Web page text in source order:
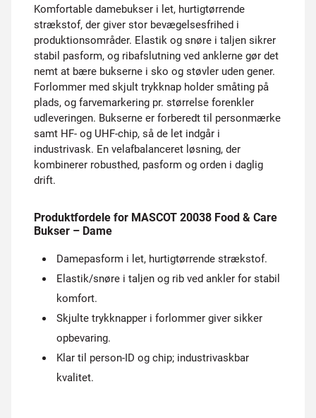
Komfortable damebukser i let, hurtigtørrende
strækstof, der giver stor bevægelsesfrihed i
produktionsområder. Elastik og snøre i taljen sikrer
stabil pasform, og ribafslutning ved anklerne gør det
nemt at bære bukserne i sko og støvler uden gener.
Forlommer med skjult trykknap holder småting på
plads, og farvemarkering pr. størrelse forenkler
udleveringen. Bukserne er forberedt til personmærke
samt HF- og UHF-chip, så de let indgår i
industrivask. En velafbalanceret løsning, der
kombinerer robusthed, pasform og orden i daglig
drift.
Produktfordele for MASCOT 20038 Food & Care
Bukser – Dame
Damepasform i let, hurtigtørrende strækstof.
Elastik/snøre i taljen og rib ved ankler for stabil
komfort.
Skjulte trykknapper i forlommer giver sikker
opbevaring.
Klar til person-ID og chip; industrivaskbar
kvalitet.